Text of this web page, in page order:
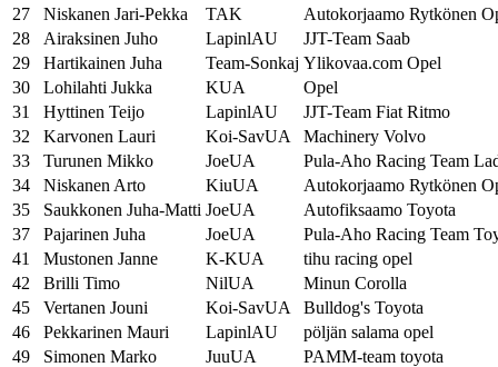
27
Niskanen Jari-Pekka TAK
Autokorjaamo Rytkönen
28
Airaksinen Juho LapinlAU
JJT-Team Saab
29
Hartikainen Juha Team-Sonkaj Ylikovaa.com Opel
30
Lohilahti Jukka KUA
Opel
31
Hyttinen Teijo LapinlAU
JJT-Team Fiat Ritmo
32
Karvonen Lauri Koi-SavUA
Machinery Volvo
33
Turunen Mikko JoeUA
Pula-Aho Racing Team
34
Niskanen Arto KiuUA
Autokorjaamo Rytkönen
35
Saukkonen Juha-Matti JoeUA
Autofiksaamo Toyota
37
Pajarinen Juha JoeUA
Pula-Aho Racing Team
41
Mustonen Janne K-KUA
tihu racing opel
42
Brilli Timo NilUA
Minun Corolla
45
Vertanen Jouni Koi-SavUA
Bulldog's Toyota
46
Pekkarinen Mauri LapinlAU
pöljän salama opel
49
Simonen Marko JuuUA
PAMM-team toyota